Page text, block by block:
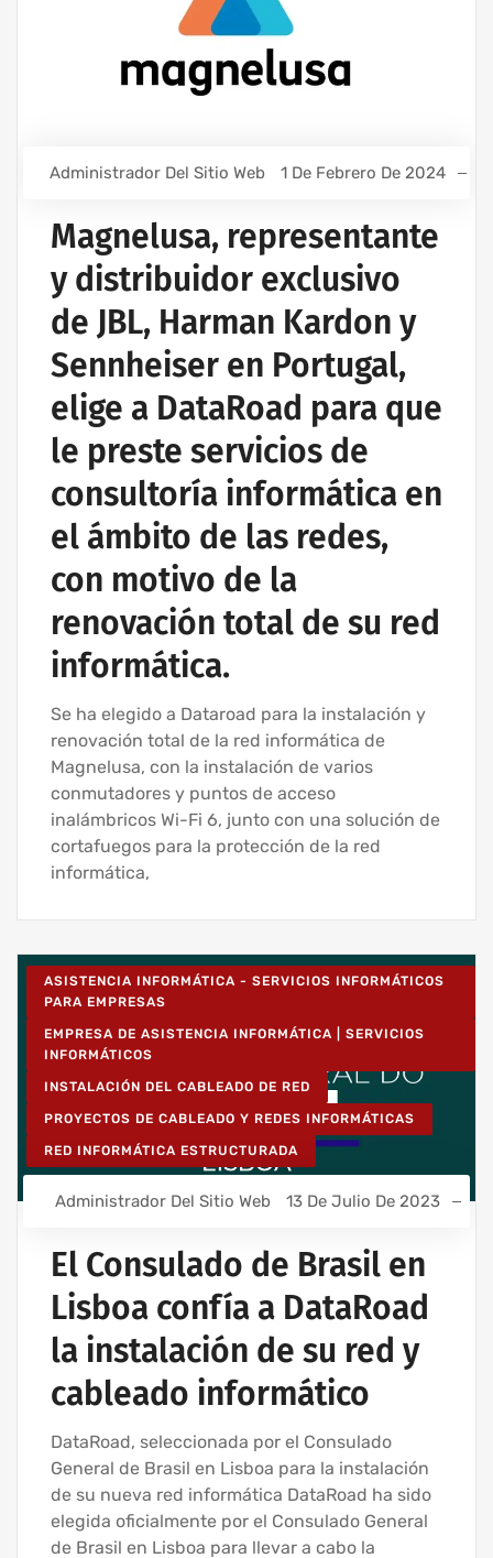
Administrador Del Sitio Web 1 De Febrero De 2024
Magnelusa, representante
y distribuidor exclusivo
de JBL, Harman Kardon y
Sennheiser en Portugal,
elige a DataRoad para que
le preste servicios de
consultoría informática en
el ámbito de las redes,
con motivo de la
renovación total de su red
informática.
Se ha elegido a Dataroad para la instalación y
renovación total de la red informática de
Magnelusa, con la instalación de varios
conmutadores y puntos de acceso
inalámbricos Wi-Fi 6, junto con una solución de
cortafuegos para la protección de la red
informática,
ASISTENCIA INFORMÁTICA - SERVICIOS INFORMÁTICOS
PARA EMPRESAS
EMPRESA DE ASISTENCIA INFORMÁTICA | SERVICIOS
INFORMÁTICOS
INSTALACIÓN DEL CABLEADO DE RED
PROYECTOS DE CABLEADO Y REDES INFORMÁTICAS
RED INFORMÁTICA ESTRUCTURADA
Administrador Del Sitio Web 13 De Julio De 2023
El Consulado de Brasil en
Lisboa confía a DataRoad
la instalación de su red y
cableado informático
DataRoad, seleccionada por el Consulado
General de Brasil en Lisboa para la instalación
de su nueva red informática DataRoad ha sido
elegida oficialmente por el Consulado General
de Brasil en Lisboa para llevar a cabo la